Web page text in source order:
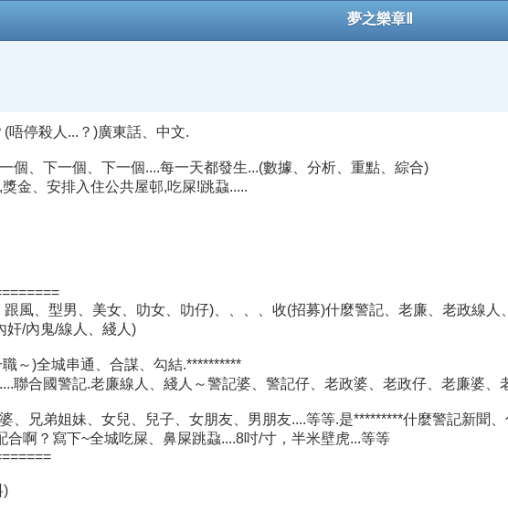
夢之樂章Ⅱ
唔停殺人...？)廣東話、中文.
個、下一個、下一個....每一天都發生...(數據、分析、重點、綜合)
金、安排入住公共屋邨,吃屎!跳蝨.....
風、型男、美女、叻女、叻仔)、、、、收(招募)什麼警記、老廉、老政線
奸/內鬼/線人、綫人)
～)全城串通、合謀、勾結.**********
聯合國警記.老廉線人、綫人～警記婆、警記仔、老政婆、老政仔、老廉婆、
、兄弟姐妹、女兒、兒子、女朋友、男朋友....等等.是*********什麼警記新聞
啊？寫下~全城吃屎、鼻屎跳蝨....8吋/寸，半米壁虎...等等
)